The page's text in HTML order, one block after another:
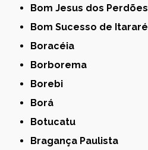
Bom Jesus dos Perdões
Bom Sucesso de Itararé
Boracéia
Borborema
Borebi
Borá
Botucatu
Bragança Paulista